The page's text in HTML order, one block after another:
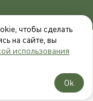
чтобы сделать
на сайте, вы
использования
Ok